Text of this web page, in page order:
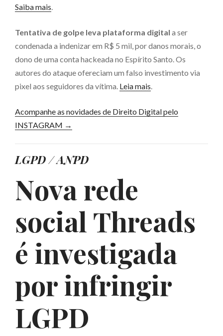
Saiba mais.
Tentativa de golpe leva plataforma digital a ser
condenada a indenizar em R$ 5 mil, por danos morais, o
dono de uma conta hackeada no Espírito Santo. Os
autores do ataque ofereciam um falso investimento via
pixel aos seguidores da vítima. Leia mais.
Acompanhe as novidades de Direito Digital pelo
INSTAGRAM →
LGPD / ANPD
Nova rede
social Threads
é investigada
por infringir
LGPD